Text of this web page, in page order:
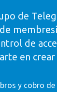
de
de
en
y cobro de